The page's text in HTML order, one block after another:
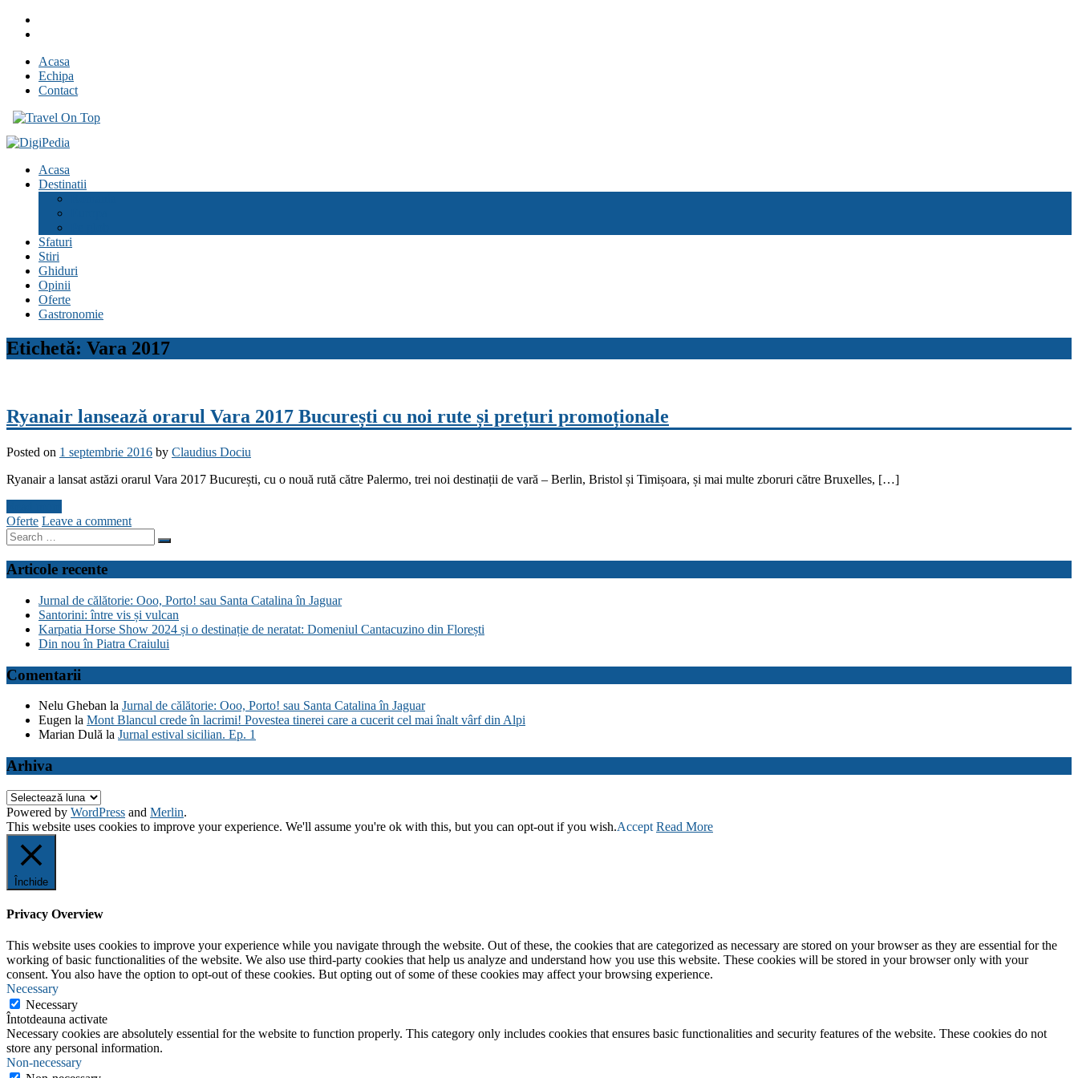
Skip
Acasa
Echipa
Contact
Travel On Top
Jurnal de calatorii
Acasa
Destinatii
Sfaturi
Stiri
Ghiduri
Opinii
Oferte
Gastronomie
Etichetă: Vara 2017
Ryanair lansează orarul Vara 2017 București cu noi rute și prețuri promoționale
Posted on 1 septembrie 2016 by Claudius Dociu
Ryanair a lansat astăzi orarul Vara 2017 București, cu o nouă rută către Palermo, trei noi destinații de vară – Berlin, Bristol și Timișoara, și mai multe zboruri către Bruxelles, […]
Oferte Leave a comment
Search
for:
Articole recente
Jurnal de călătorie: Ooo, Porto! sau Santa Catalina în Jaguar
Santorini: între vis și vulcan
Karpatia Horse Show 2024 și o destinație de neratat: Domeniul Cantacuzino din Florești
Din nou în Piatra Craiului
Comentarii
Nelu Gheban la Jurnal de călătorie: Ooo, Porto! sau Santa Catalina în Jaguar
Eugen la Mont Blancul crede în lacrimi! Povestea tinerei care a cucerit cel mai înalt vârf din Alpi
Marian Dulă la Jurnal estival sicilian. Ep. 1
Arhiva
Arhiva
Powered by WordPress and Merlin.
This website uses cookies to improve your experience. We'll assume you're ok with this, but you can opt-out if you wish.Accept Read More
Închide
Privacy Overview
This website uses cookies to improve your experience while you navigate through the website. Out of these, the cookies that are categorized as necessary are stored on your browser as they are essential for the
working of basic functionalities of the website. We also use third-party cookies that help us analyze and understand how you use this website. These cookies will be stored in your browser only with your
consent. You also have the option to opt-out of these cookies. But opting out of some of these cookies may affect your browsing experience.
Necessary
Necessary
Întotdeauna activate
Necessary cookies are absolutely essential for the website to function properly. This category only includes cookies that ensures basic functionalities and security features of the website. These cookies do not
store any personal information.
Non-necessary